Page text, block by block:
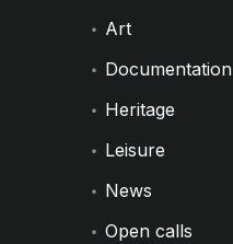
Art
Documentation
Heritage
Leisure
News
Open calls